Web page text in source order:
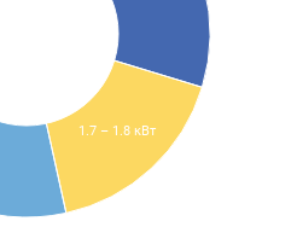
1.7 – 1.8 кВт